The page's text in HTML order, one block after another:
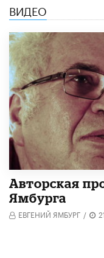
ВИДЕО
Авторская
Ямбурга
ЕВГЕНИЙ ЯМБУРГ /